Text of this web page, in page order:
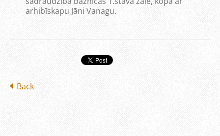
arhibīskapu Jāni Vanagu.
Back